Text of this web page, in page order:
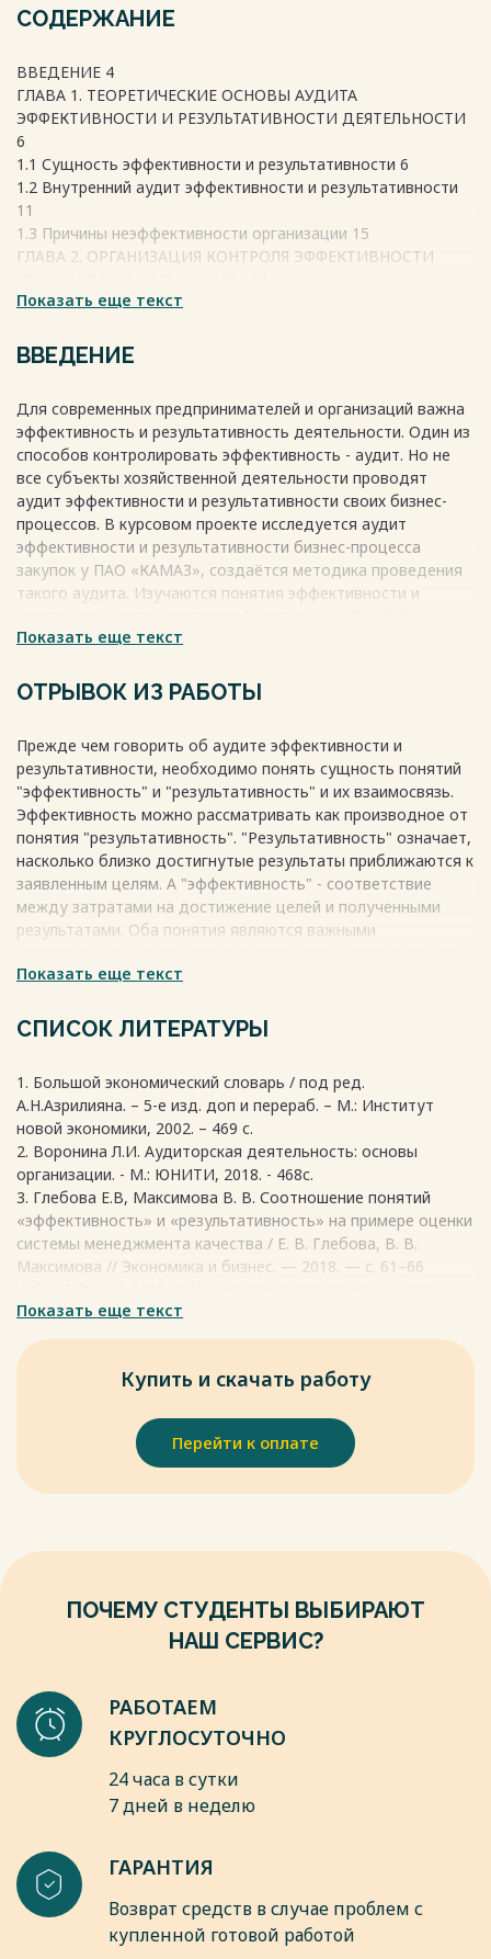
СОДЕРЖАНИЕ
ВВЕДЕНИЕ 4
ГЛАВА 1. ТЕОРЕТИЧЕСКИЕ ОСНОВЫ АУДИТА
ЭФФЕКТИВНОСТИ И РЕЗУЛЬТАТИВНОСТИ ДЕЯТЕЛЬНОСТИ
6
1.1 Сущность эффективности и результативности 6
1.2 Внутренний аудит эффективности и результативности
11
1.3 Причины неэффективности организации 15
ГЛАВА 2. ОРГАНИЗАЦИЯ КОНТРОЛЯ ЭФФЕКТИВНОСТИ
2.1. Характеристика ПАО «КАМАЗ» 19
23
2.3. Описание бизнес-процесса «Закупки» в ПАО «КАМАЗ»
ГЛАВА 3. РАЗРАБОТКА МЕТОДИКИ ЭФФЕКТИВНОСТИ И
РЕЗУЛЬТАТИВНОСТИ БИЗНЕС-ПРОЦЕССА «ЗАКУПКИ» 34
3.1 Планирование аудиторского задания по оценке
эффективности и результативности бизнес-процесса
«Закупки» 34
3.2 Проведение аудиторского задания по оценке
эффективности и результативности бизнес-процесса
«Закупки» 35
3.3 Формирование результатов выполнения аудита
«Закупки» 37
СПИСОК ИСПОЛЬЗОВАННЫХ ИСТОЧНИКОВ 40
Показать еще текст
ВВЕДЕНИЕ
Для современных предпринимателей и организаций важна
эффективность и результативность деятельности. Один из
способов контролировать эффективность - аудит. Но не
все субъекты хозяйственной деятельности проводят
аудит эффективности и результативности своих бизнес-
процессов. В курсовом проекте исследуется аудит
эффективности и результативности бизнес-процесса
закупок у ПАО «КАМАЗ», создаётся методика проведения
такого аудита. Изучаются понятия эффективности и
система закупок в компании. Решаются задачи
задания.
Весь текст будет доступенпосле покупки
Показать еще текст
ОТРЫВОК ИЗ РАБОТЫ
Прежде чем говорить об аудите эффективности и
результативности, необходимо понять сущность понятий
"эффективность" и "результативность" и их взаимосвязь.
Эффективность можно рассматривать как производное от
понятия "результативность". "Результативность" означает,
насколько близко достигнутые результаты приближаются к
заявленным целям. А "эффективность" - соответствие
между затратами на достижение целей и полученными
результатами. Оба понятия являются важными
для ее улучшения. Хотя результативность и эффективность
эффективности нет результативности, а без
Показать еще текст
СПИСОК ЛИТЕРАТУРЫ
1. Большой экономический словарь / под ред.
А.Н.Азрилияна. – 5-е изд. доп и перераб. – М.: Институт
новой экономики, 2002. – 469 с.
2. Воронина Л.И. Аудиторская деятельность: основы
организации. - М.: ЮНИТИ, 2018. - 468с.
3. Глебова Е.В, Максимова В. В. Соотношение понятий
«эффективность» и «результативность» на примере оценки
системы менеджмента качества / Е. В. Глебова, В. В.
Максимова // Экономика и бизнес. — 2018. — с. 61–66
Основные положения и словарь (с поправкой). М.:
Стандартинформ, 2015. - 48 с.
5. ГОСТ Р ИСО 9001-2015. Системы менеджмента качества.
Требования. М.: Стандартинформ, 2015. - 23 с.
Показать еще текст
Купить и скачать работу
Перейти к оплате
ПОЧЕМУ СТУДЕНТЫ ВЫБИРАЮТ
НАШ СЕРВИС?
РАБОТАЕМ
КРУГЛОСУТОЧНО
24 часа в сутки
7 дней в неделю
ГАРАНТИЯ
Возврат средств в случае проблем с
купленной готовой работой